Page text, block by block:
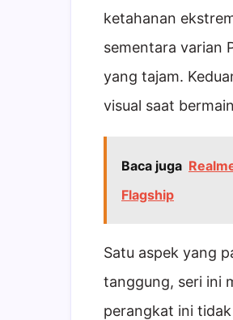
ketahanan
sementara varian
yang tajam.
visual saat
Baca juga
Flagship
Satu aspek yang
tanggung, seri ini
perangkat ini